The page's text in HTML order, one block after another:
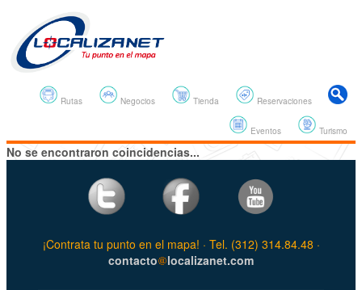
Reservaciones
Tienda
Negocios
Rutas
Turismo
Eventos
No se encontraron coincidencias...
¡Contrata tu punto en el mapa! · Tel. (312) 314.84.48 ·
contacto
localizanet.com